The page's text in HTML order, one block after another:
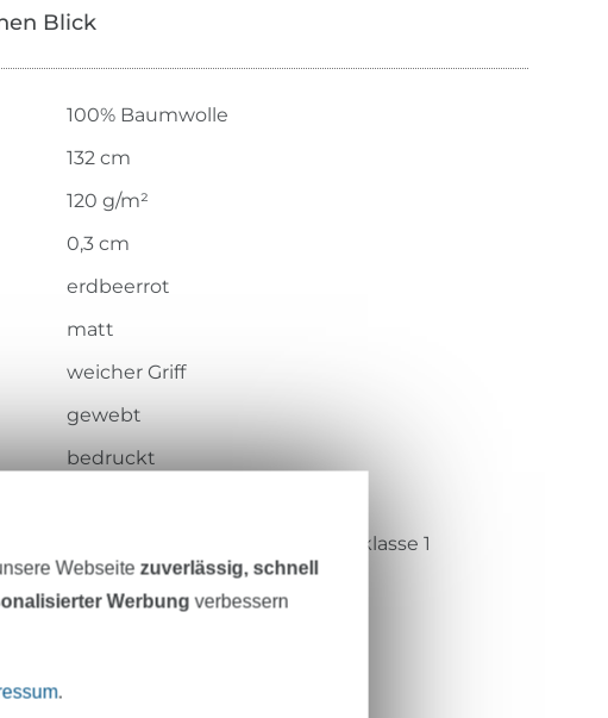
Blick
100% Baumwolle
132 cm
120 g/m²
0,3 cm
erdbeerrot
matt
weicher Griff
gewebt
bedruckt
Öko-Tex-Standard 100 Produktklasse 1
Webseitezuverlässig, schnell
Werbung verbessern
.